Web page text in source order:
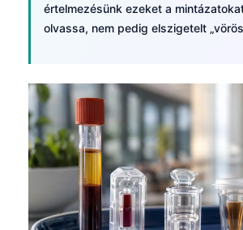
értelmezésünk ezeket a
olvassa, nem pedig elszigetelt